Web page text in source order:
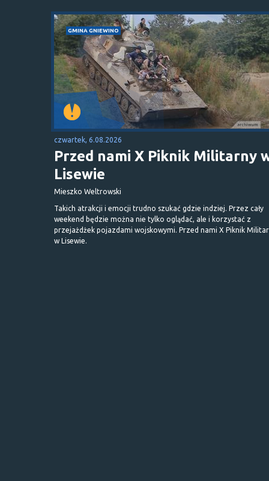
GMINA GNIEWINO
czwartek, 6.08.2026
Przed nami X Piknik Militarny
Lisewie
Mieszko Weltrowski
Takich atrakcji i emocji trudno szukać gdzie indziej. Przez cały
weekend będzie można nie tylko oglądać, ale i korzystać z
przejażdżek pojazdami wojskowymi. Przed nami X Piknik
w Lisewie.